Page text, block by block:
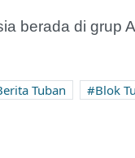
berada di grup
Tuban
Blok
Konsentrasi Saat